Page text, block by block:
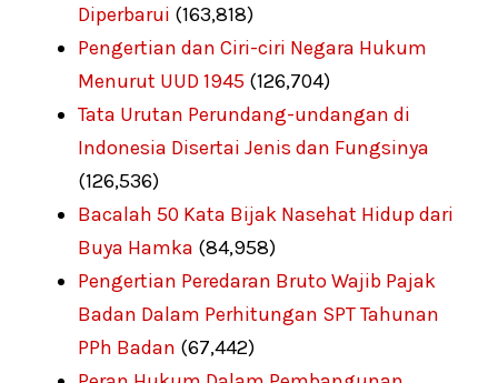
Diperbarui (163,818)
Pengertian dan Ciri-ciri Negara Hukum
Menurut UUD 1945 (126,704)
Tata Urutan Perundang-undangan di
Indonesia Disertai Jenis dan Fungsinya
(126,536)
Bacalah 50 Kata Bijak Nasehat Hidup dari
Buya Hamka (84,958)
Pengertian Peredaran Bruto Wajib Pajak
Badan Dalam Perhitungan SPT Tahunan
PPh Badan (67,442)